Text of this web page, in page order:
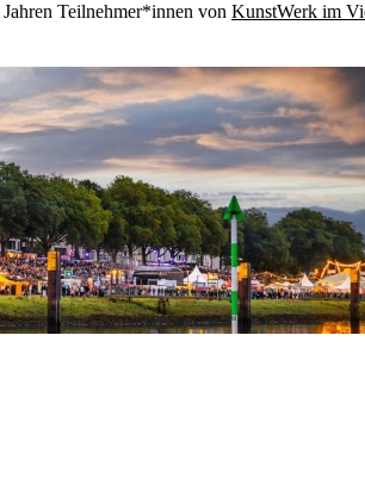
Teilnehmer*innen von KunstWerk im